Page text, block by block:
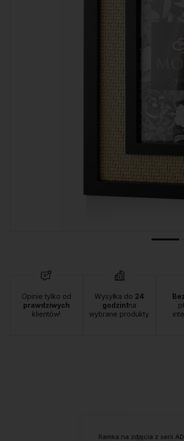
Opinie tylko od
prawdziwych
klientów!
Wysyłka do 24
godzin❗na
wybrane produkty.
Ramka na zdjęcia z serii